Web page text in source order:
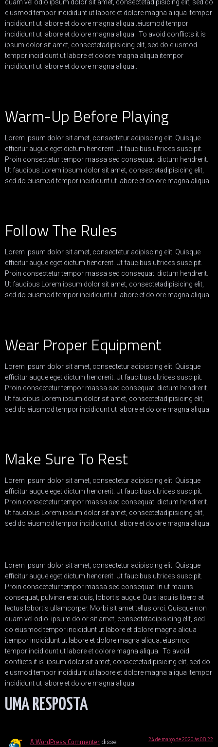
quam vel odio ipsum dolor sit amet, consectetadipisicing elit, sed do
eiusmod tempor incididunt ut labore et dolore magna aliqua itempor
incididunt ut labore et dolore magna aliqua..eiusmod tempor
incididunt ut labore et dolore magna aliqua. To avoid conflicts it is
ipsum dolor sit amet, consectetadipisicing elit, sed do eiusmod
tempor incididunt ut labore et dolore magna aliqua itempor
incididunt ut labore et dolore magna aliqua..
Warm-Up Before Playing
Lorem ipsum dolor sit amet, consectetur adipiscing elit. Quisque
efficitur augue eget dictum hendrerit. Ut faucibus ultrices suscipit.
Proin consectetur tempor massa sed consequat. dictum hendrerit.
Ut faucibus Lorem ipsum dolor sit amet, consectetadipisicing elit,
sed do eiusmod tempor incididunt ut labore et dolore magna aliqua.
Follow The Rules
Lorem ipsum dolor sit amet, consectetur adipiscing elit. Quisque
efficitur augue eget dictum hendrerit. Ut faucibus ultrices suscipit.
Proin consectetur tempor massa sed consequat. dictum hendrerit.
Ut faucibus Lorem ipsum dolor sit amet, consectetadipisicing elit,
sed do eiusmod tempor incididunt ut labore et dolore magna aliqua.
Wear Proper Equipment
Lorem ipsum dolor sit amet, consectetur adipiscing elit. Quisque
efficitur augue eget dictum hendrerit. Ut faucibus ultrices suscipit.
Proin consectetur tempor massa sed consequat. dictum hendrerit.
Ut faucibus Lorem ipsum dolor sit amet, consectetadipisicing elit,
sed do eiusmod tempor incididunt ut labore et dolore magna aliqua.
Make Sure To Rest
Lorem ipsum dolor sit amet, consectetur adipiscing elit. Quisque
efficitur augue eget dictum hendrerit. Ut faucibus ultrices suscipit.
Proin consectetur tempor massa sed consequat. dictum hendrerit.
Ut faucibus Lorem ipsum dolor sit amet, consectetadipisicing elit,
sed do eiusmod tempor incididunt ut labore et dolore magna aliqua.
Lorem ipsum dolor sit amet, consectetur adipiscing elit. Quisque
efficitur augue eget dictum hendrerit. Ut faucibus ultrices suscipit.
Proin consectetur tempor massa sed consequat. In ut mauris
consequat, pulvinar erat quis, lobortis augue. Duis iaculis libero at
lectus lobortis ullamcorper. Morbi sit amet tellus orci. Quisque non
quam vel odio ipsum dolor sit amet, consectetadipisicing elit, sed
do eiusmod tempor incididunt ut labore et dolore magna aliqua
itempor incididunt ut labore et dolore magna aliqua..eiusmod
tempor incididunt ut labore et dolore magna aliqua. To avoid
conflicts it is ipsum dolor sit amet, consectetadipisicing elit, sed do
eiusmod tempor incididunt ut labore et dolore magna aliqua itempor
incididunt ut labore et dolore magna aliqua.
UMA RESPOSTA
A WordPress Commenter disse: 24 de março de 2020 às 08:22